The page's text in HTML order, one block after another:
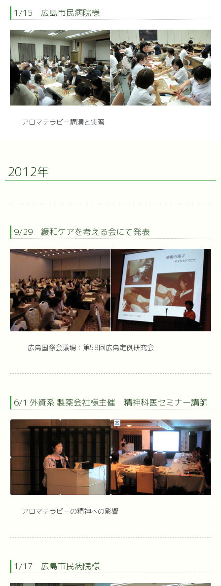
1/15 広島市民病院様
アロマテラピー講演と実習
2012年
9/29 緩和ケアを考える会にて発表
広島国際会議場：第58回広島定例研究会
6/1 外資系 製薬会社様主催 精神科医セミナー講師
アロマテラピーの精神への影響
1/17 広島市民病院様